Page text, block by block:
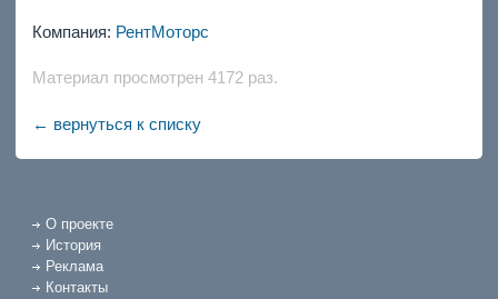
Компания: РентМоторс
Материал просмотрен 4172 раз.
← вернуться к списку
О проекте
История
Реклама
Контакты